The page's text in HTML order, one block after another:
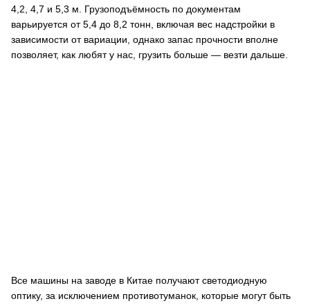
4,2, 4,7 и 5,3 м. Грузоподъёмность по документам
варьируется от 5,4 до 8,2 тонн, включая вес надстройки в
зависимости от вариации, однако запас прочности вполне
позволяет, как любят у нас, грузить больше — везти дальше.
Все машины на заводе в Китае получают светодиодную
оптику, за исключением противотуманок, которые могут быть